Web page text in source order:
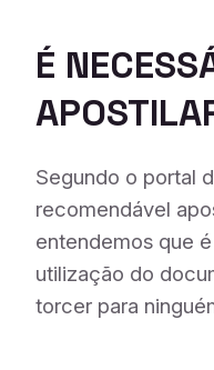
É
Segundo o portal
recomendável
entendemos que
utilização do
torcer para